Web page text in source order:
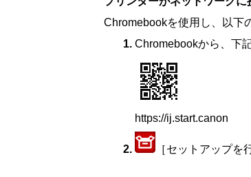
Chromebookを使用し、以下
Chromebookから、下
https://ij.start.canon
［セットアップを